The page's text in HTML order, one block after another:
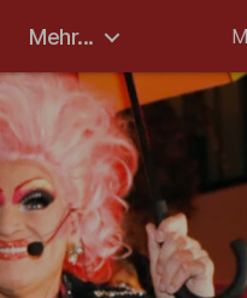
Mehr...